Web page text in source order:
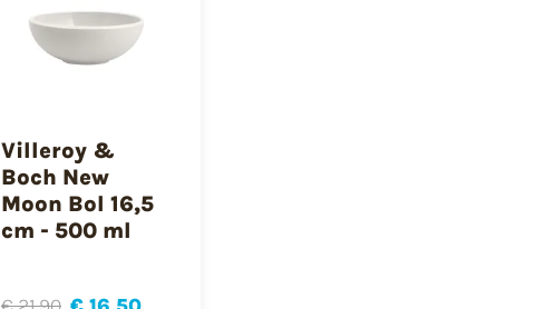
Villeroy &
Boch New
Moon Bol 16,5
cm - 500 ml